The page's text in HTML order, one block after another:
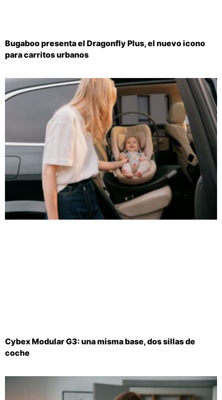
Bugaboo presenta el Dragonfly Plus, el nuevo icono
para carritos urbanos
Cybex Modular G3: una misma base, dos sillas de
coche